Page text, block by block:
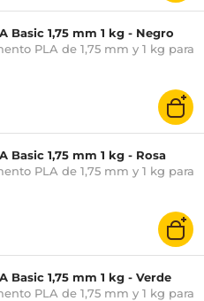
Basic 1,75 mm 1 kg - Negro
PLA de 1,75 mm y 1 kg para
Basic 1,75 mm 1 kg - Rosa
PLA de 1,75 mm y 1 kg para
Basic 1,75 mm 1 kg - Verde
PLA de 1,75 mm y 1 kg para